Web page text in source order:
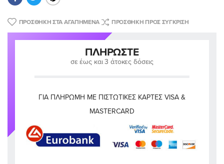
ΠΡΟΣΘΉΚΗ ΣΤΑ ΑΓΑΠΗΜΈΝΑ ΠΡΟΣΘΉΚΗ ΠΡΟΣ ΣΎΓΚΡΙΣΗ
ΠΛΗΡΏΣΤΕ
σε έως και 3 άτοκες δόσεις
ΓΙΑ ΠΛΗΡΩΜΉ ΜΕ ΠΙΣΤΩΤΙΚΈΣ ΚΆΡΤΕΣ VISA &
MASTERCARD